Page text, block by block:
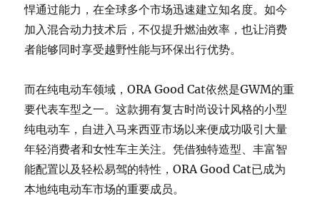
悍通过能力，在全球多个市场迅速建立知名度。如今
加入混合动力技术后，不仅提升燃油效率，也让消费
者能够同时享受越野性能与环保出行优势。
而在纯电动车领域，ORA Good Cat依然是GWM的重
要代表车型之一。这款拥有复古时尚设计风格的小型
纯电动车，自进入马来西亚市场以来便成功吸引大量
年轻消费者和女性车主关注。凭借独特造型、丰富智
能配置以及轻松易驾的特性，ORA Good Cat已成为
本地纯电动车市场的重要成员。